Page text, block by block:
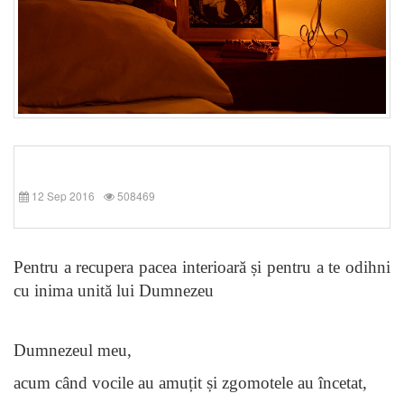
12 Sep 2016 508469
Pentru a recupera pacea interioară și pentru a te odihni
cu inima unită lui Dumnezeu
Dumnezeul meu,
acum când vocile au amuțit și zgomotele au încetat,